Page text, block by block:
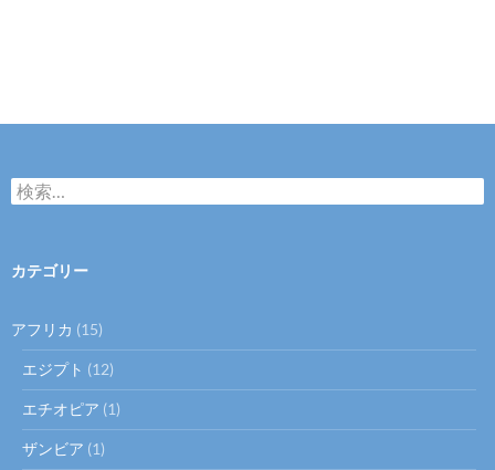
検
索:
カテゴリー
アフリカ (15)
エジプト (12)
エチオピア (1)
ザンビア (1)